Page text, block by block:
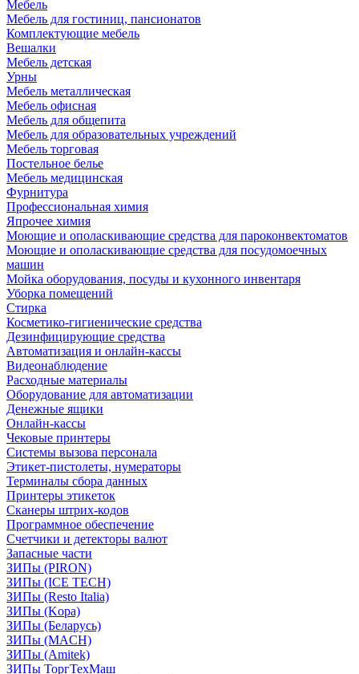
Мебель
Мебель для гостиниц, пансионатов
Комплектующие мебель
Вешалки
Мебель детская
Урны
Мебель металлическая
Мебель офисная
Мебель для общепита
Мебель для образовательных учреждений
Мебель торговая
Постельное белье
Мебель медицинская
Фурнитура
Профессиональная химия
Япрочее химия
Моющие и ополаскивающие средства для пароконвектоматов
Моющие и ополаскивающие средства для посудомоечных
машин
Мойка оборудования, посуды и кухонного инвентаря
Уборка помещений
Стирка
Косметико-гигиенические средства
Дезинфицирующие средства
Автоматизация и онлайн-кассы
Видеонаблюдение
Расходные материалы
Оборудование для автоматизации
Денежные ящики
Онлайн-кассы
Чековые принтеры
Системы вызова персонала
Этикет-пистолеты, нумераторы
Терминалы сбора данных
Принтеры этикеток
Сканеры штрих-кодов
Программное обеспечение
Счетчики и детекторы валют
Запасные части
ЗИПы (PIRON)
ЗИПы (ICE TECH)
ЗИПы (Resto Italia)
ЗИПы (Kopa)
ЗИПы (Беларусь)
ЗИПы (MACH)
ЗИПы (Amitek)
ЗИПы ТоргТехМаш